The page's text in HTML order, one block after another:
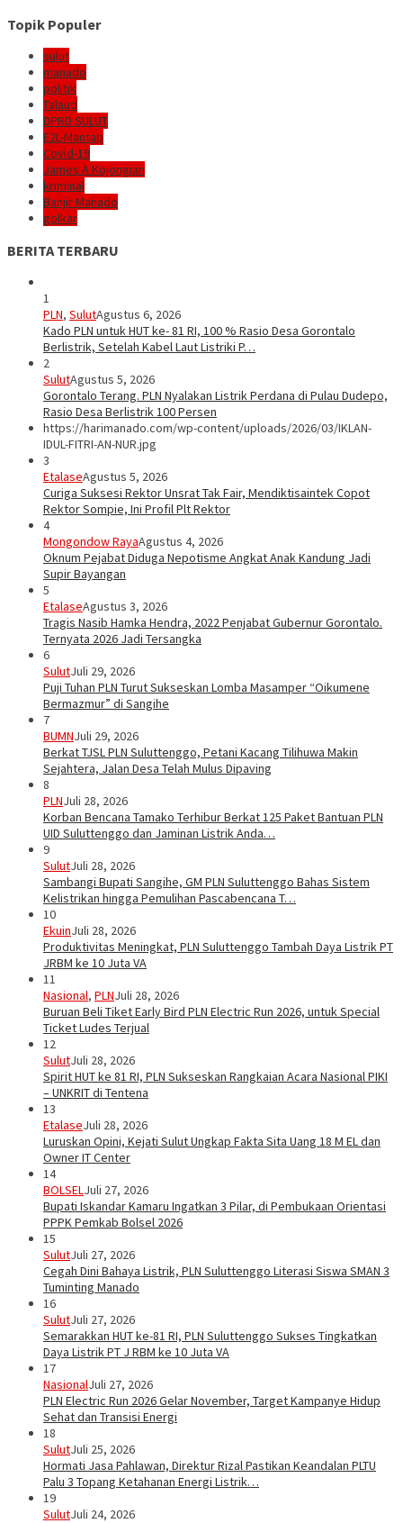
Topik Populer
sulut
manado
politik
Talaud
DPRD SULUT
E2L-Mantap
Covid-19
James A Kojongian
kriminal
Banjir Manado
golkar
BERITA TERBARU
1
PLN, SulutAgustus 6, 2026
Kado PLN untuk HUT ke- 81 RI, 100 % Rasio Desa Gorontalo
Berlistrik, Setelah Kabel Laut Listriki P…
2
SulutAgustus 5, 2026
Gorontalo Terang. PLN Nyalakan Listrik Perdana di Pulau Dudepo,
Rasio Desa Berlistrik 100 Persen
https://harimanado.com/wp-content/uploads/2026/03/IKLAN-
IDUL-FITRI-AN-NUR.jpg
3
EtalaseAgustus 5, 2026
Curiga Suksesi Rektor Unsrat Tak Fair, Mendiktisaintek Copot
Rektor Sompie, Ini Profil Plt Rektor
4
Mongondow RayaAgustus 4, 2026
Oknum Pejabat Diduga Nepotisme Angkat Anak Kandung Jadi
Supir Bayangan
5
EtalaseAgustus 3, 2026
Tragis Nasib Hamka Hendra, 2022 Penjabat Gubernur Gorontalo.
Ternyata 2026 Jadi Tersangka
6
SulutJuli 29, 2026
Puji Tuhan PLN Turut Sukseskan Lomba Masamper “Oikumene
Bermazmur” di Sangihe
7
BUMNJuli 29, 2026
Berkat TJSL PLN Suluttenggo, Petani Kacang Tilihuwa Makin
Sejahtera, Jalan Desa Telah Mulus Dipaving
8
PLNJuli 28, 2026
Korban Bencana Tamako Terhibur Berkat 125 Paket Bantuan PLN
UID Suluttenggo dan Jaminan Listrik Anda…
9
SulutJuli 28, 2026
Sambangi Bupati Sangihe, GM PLN Suluttenggo Bahas Sistem
Kelistrikan hingga Pemulihan Pascabencana T…
10
EkuinJuli 28, 2026
Produktivitas Meningkat, PLN Suluttenggo Tambah Daya Listrik PT
JRBM ke 10 Juta VA
11
Nasional, PLNJuli 28, 2026
Buruan Beli Tiket Early Bird PLN Electric Run 2026, untuk Special
Ticket Ludes Terjual
12
SulutJuli 28, 2026
Spirit HUT ke 81 RI, PLN Sukseskan Rangkaian Acara Nasional PIKI
– UNKRIT di Tentena
13
EtalaseJuli 28, 2026
Luruskan Opini, Kejati Sulut Ungkap Fakta Sita Uang 18 M EL dan
Owner IT Center
14
BOLSELJuli 27, 2026
Bupati Iskandar Kamaru Ingatkan 3 Pilar, di Pembukaan Orientasi
PPPK Pemkab Bolsel 2026
15
SulutJuli 27, 2026
Cegah Dini Bahaya Listrik, PLN Suluttenggo Literasi Siswa SMAN 3
Tuminting Manado
16
SulutJuli 27, 2026
Semarakkan HUT ke-81 RI, PLN Suluttenggo Sukses Tingkatkan
Daya Listrik PT J RBM ke 10 Juta VA
17
NasionalJuli 27, 2026
PLN Electric Run 2026 Gelar November, Target Kampanye Hidup
Sehat dan Transisi Energi
18
SulutJuli 25, 2026
Hormati Jasa Pahlawan, Direktur Rizal Pastikan Keandalan PLTU
Palu 3 Topang Ketahanan Energi Listrik…
19
SulutJuli 24, 2026